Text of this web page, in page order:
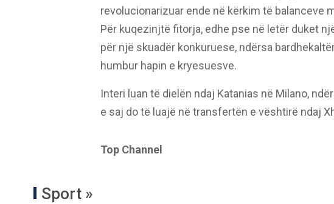
revolucionarizuar ende në kërkim të
Për kuqezinjtë fitorja, edhe pse në letër duket
për një skuadër konkuruese, ndërsa
humbur hapin e kryesuesve.
Interi luan të dielën ndaj Katanias në Milano,
e saj do të luajë në transfertën e vështirë ndaj
Top Channel
Sport »